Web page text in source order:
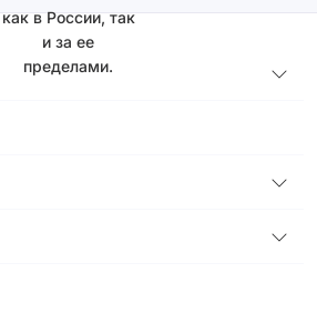
как в России, так
и за ее
пределами.